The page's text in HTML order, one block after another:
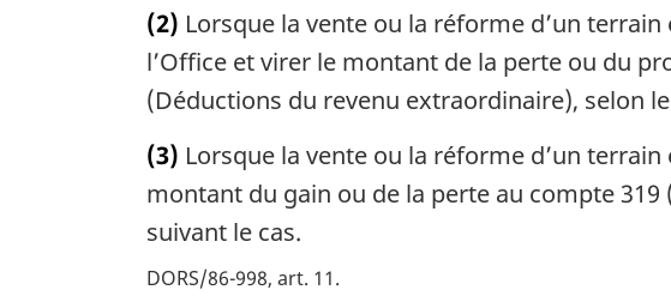
(2) Lorsque la vente ou la réforme d’un
l’Office et virer le montant de la perte ou du
(Déductions du revenu extraordinaire), selon
(3) Lorsque la vente ou la réforme d’un
montant du gain ou de la perte au compte
suivant le cas.
DORS/86-998, art. 11